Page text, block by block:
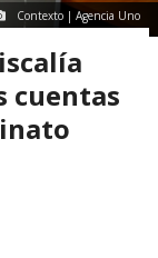
Contexto | Agencia Uno
cuentas